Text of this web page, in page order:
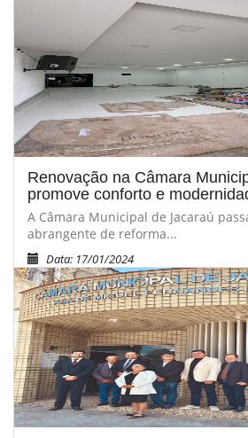
Renovação na Câmara
promove conforto e
A Câmara Municipal de Jacaraú
abrangente de reforma...
Data: 17/01/2024